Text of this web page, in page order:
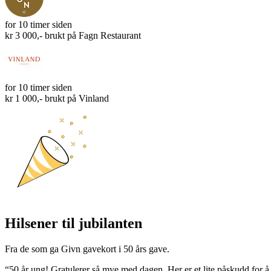
for 10 timer siden
kr 3 000,- brukt på Fagn Restaurant
for 10 timer siden
kr 1 000,- brukt på Vinland
Hilsener til jubilanten
Fra de som ga Givn gavekort i 50 års gave.